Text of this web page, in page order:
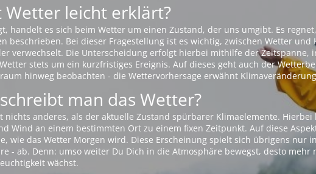
Wetter leicht erklärt?
handelt es sich beim Wetter um einen Zustand, der uns umgibt. Es
beschrieben. Bei dieser Fragestellung ist es wichtig, zwischen Wetter
verwechselt. Die Unterscheidung erfolgt hierbei mithilfe der
stets um ein kurzfristiges Ereignis. Auf dieses geht auch der
hinweg beobachten - die Wettervorhersage erwähnt
man das Wetter?
nichts anderes, als der aktuelle Zustand spürbarer Klimaelemente.
Wind an einem bestimmten Ort zu einem fixen Zeitpunkt. Auf diese
wie das Wetter Morgen wird. Diese Erscheinung spielt sich übrigens nur
- ab. Denn: umso weiter Du Dich in die Atmosphäre bewegst, desto
wächst.